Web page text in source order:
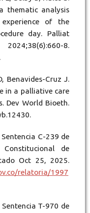
thematic analysis
of the
day. Palliat
8.
Benavides-Cruz J.
in a palliative care
Dev World Bioeth.
C-239 de
de
Oct 25, 2025.
relatoria/1997
T-970 de